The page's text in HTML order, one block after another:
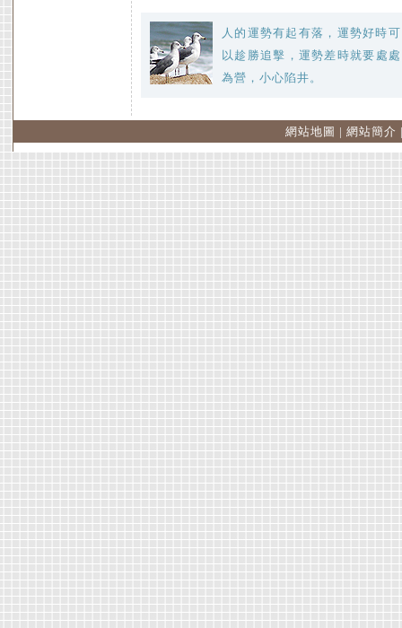
人的運勢有起有落，運勢好時可
以趁勝追擊，運勢差時就要處處
為營，小心陷井。
網站地圖 | 網站簡介